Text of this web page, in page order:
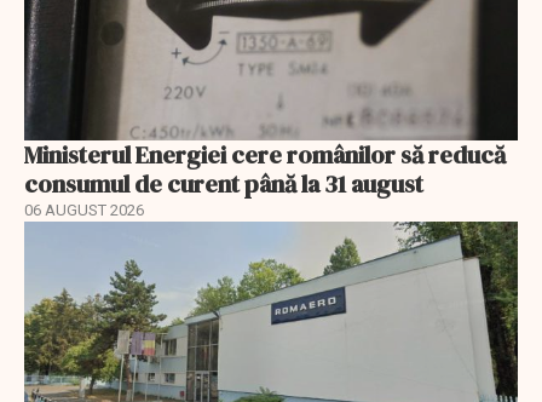
Ministerul Energiei cere românilor să reducă
consumul de curent până la 31 august
06 AUGUST 2026